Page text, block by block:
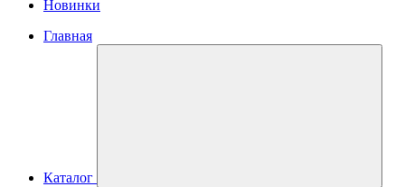
Новинки
Главная
Каталог